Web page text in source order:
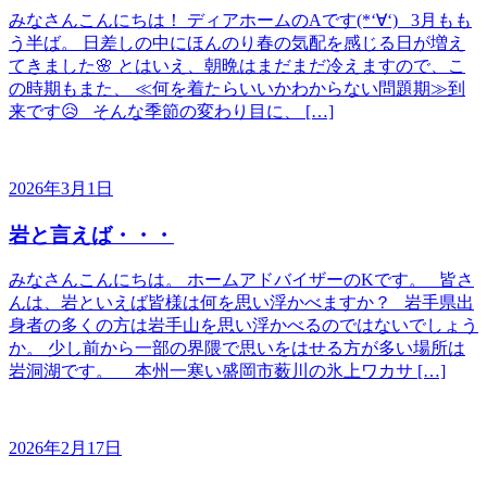
みなさんこんにちは！ ディアホームのAです(*‘∀‘) 3月もも
う半ば。 日差しの中にほんのり春の気配を感じる日が増え
てきました🌸 とはいえ、朝晩はまだまだ冷えますので、こ
の時期もまた、 ≪何を着たらいいかわからない問題期≫到
来です😥 そんな季節の変わり目に、 […]
2026年3月1日
岩と言えば・・・
みなさんこんにちは。 ホームアドバイザーのKです。 皆さ
んは、岩といえば皆様は何を思い浮かべますか？ 岩手県出
身者の多くの方は岩手山を思い浮かべるのではないでしょう
か。 少し前から一部の界隈で思いをはせる方が多い場所は
岩洞湖です。 本州一寒い盛岡市薮川の氷上ワカサ […]
2026年2月17日